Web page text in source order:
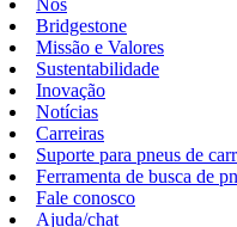
Nós
Bridgestone
Missão e Valores
Sustentabilidade
Inovação
Notícias
Carreiras
Suporte para pneus de
Ferramenta de busca de
Fale conosco
Ajuda/chat